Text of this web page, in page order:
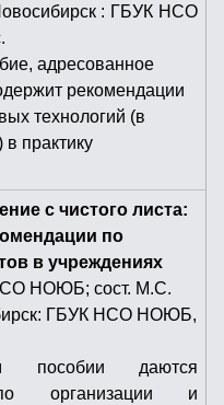
: ГБУК НСО
адресованное
рекомендации
технологий (в
в практику
с чистого листа:
по
в учреждениях
НОЮБ; сост. М.С.
ГБУК НСО НОЮБ,
пособии даются
организации и